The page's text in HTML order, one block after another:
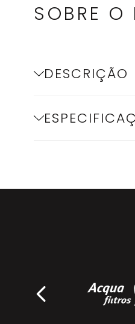
SOBRE O
DESCRIÇÃO